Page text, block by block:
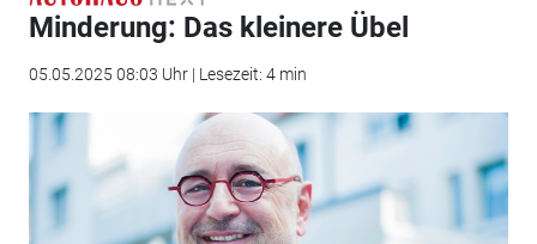
Minderung: Das kleinere Übel
05.05.2025 08:03 Uhr | Lesezeit: 4 min